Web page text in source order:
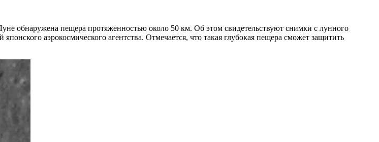
обнаружена пещера протяженностью около 50 км. Об этом свидетельствуют снимки с лунного
аэрокосмического агентства. Отмечается, что такая глубокая пещера сможет защитить